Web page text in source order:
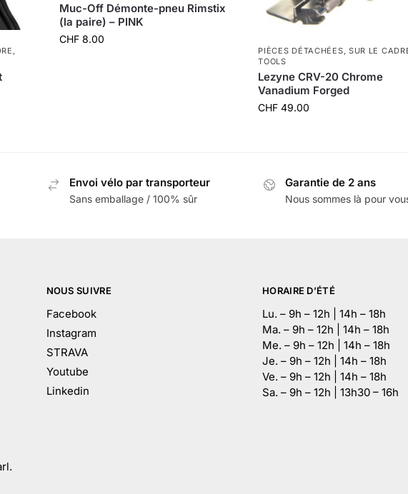
,
Muc-Off Démonte-pneu Rimstix
(la paire) – PINK
CHF8.00
PIÈCES DÉTACHÉES, SUR LE
TOOLS
Lezyne CRV-20 Chrome
Vanadium Forged
CHF 49.00
Envoi vélo par transporteur
Sans emballage / 100% sûr
Garantie de 2 ans
Nous sommes là pour
NOUS SUIVRE
Facebook
Instagram
STRAVA
Youtube
Linkedin
HORAIRE D’ÉTÉ
Lu. – 9h – 12h | 14h – 18h
Ma. – 9h – 12h | 14h – 18h
Me. – 9h – 12h | 14h – 18h
Je. – 9h – 12h | 14h – 18h
Ve. – 9h – 12h | 14h – 18h
Sa. – 9h – 12h | 13h30 – 16h